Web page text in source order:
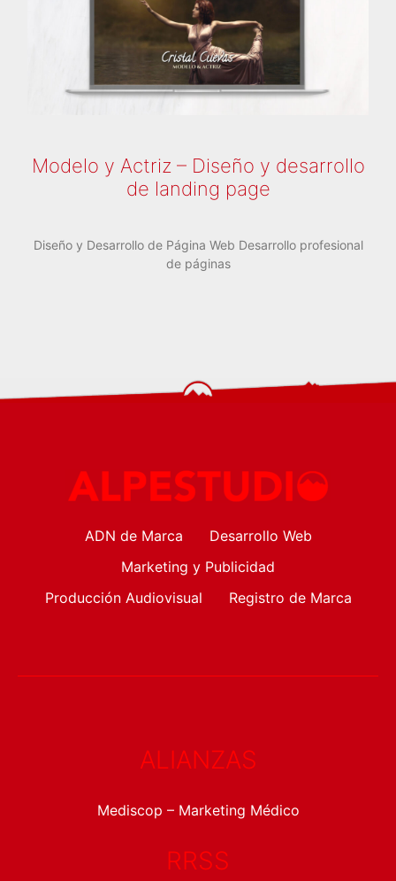
Modelo y Actriz – Diseño y desarrollo
de landing page
Diseño y Desarrollo de Página Web Desarrollo profesional
de páginas
ADN de Marca
Desarrollo Web
Marketing y Publicidad
Producción Audiovisual
Registro de Marca
ALIANZAS
Mediscop – Marketing Médico
RRSS